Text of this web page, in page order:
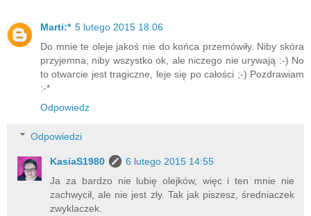
Marti:* 5 lutego 2015 18:06
Do mnie te oleje jakoś nie do końca przemówiły. Niby skóra
przyjemna, niby wszystko ok, ale niczego nie urywają :-) No
to otwarcie jest tragiczne, leje się po całości ;-) Pozdrawiam
:-*
Odpowiedz
Odpowiedzi
KasiaS1980
6 lutego 2015 14:55
Ja za bardzo nie lubię olejków, więc i ten mnie nie
zachwycił, ale nie jest zły. Tak jak piszesz, średniaczek
zwyklaczek.